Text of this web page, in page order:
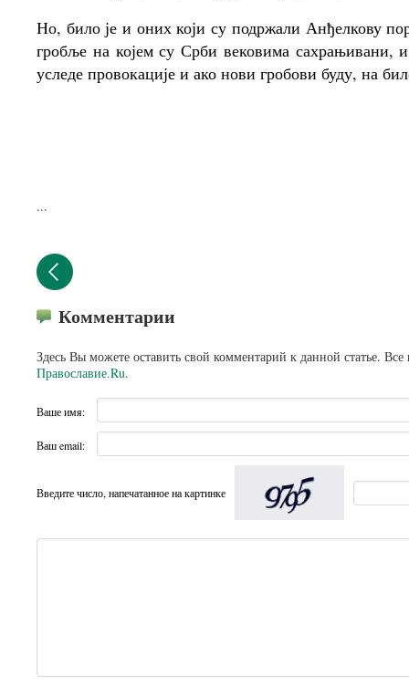
Но, било је и оних који су подржали Анђелкову
гробље на којем су Срби вековима сахрањивани,
уследе провокације и ако нови гробови буду, на
...
Комментарии
Здесь Вы можете оставить свой комментарий к данной статье.
Православие.Ru.
Ваше имя:
Ваш email:
Введите число, напечатанное на картинке